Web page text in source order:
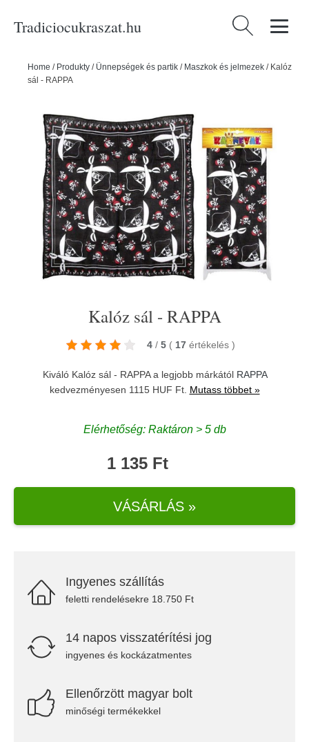
Tradiciocukraszat.hu Keresés:
Home / Produkty / Ünnepségek és partik / Maszkok és jelmezek / Kalóz
sál - RAPPA
Kalóz sál - RAPPA
4 / 5 ( 17 értékelés )
Kiváló Kalóz sál - RAPPA a legjobb márkától RAPPA
kedvezményesen 1115 HUF Ft. Mutass többet »
Elérhetőség: Raktáron > 5 db
1 135 Ft
VÁSÁRLÁS »
Ingyenes szállítás
feletti rendelésekre 18.750 Ft
14 napos visszatérítési jog
ingyenes és kockázatmentes
Ellenőrzött magyar bolt
minőségi termékekkel